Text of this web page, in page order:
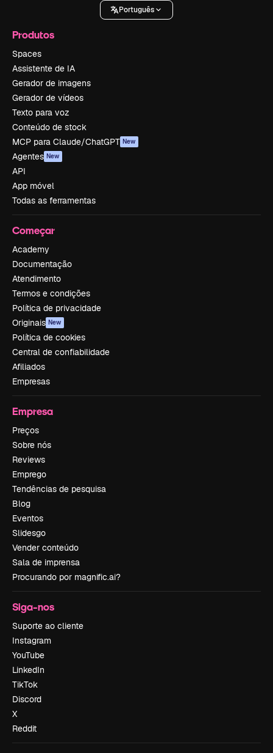
Português
Produtos
Spaces
Assistente de IA
Gerador de imagens
Gerador de vídeos
Texto para voz
Conteúdo de stock
MCP para Claude/ChatGPT New
Agentes New
API
App móvel
Todas as ferramentas
Começar
Academy
Documentação
Atendimento
Termos e condições
Política de privacidade
Originais New
Política de cookies
Central de confiabilidade
Afiliados
Empresas
Empresa
Preços
Sobre nós
Reviews
Emprego
Tendências de pesquisa
Blog
Eventos
Slidesgo
Vender conteúdo
Sala de imprensa
Procurando por magnific.ai?
Siga-nos
Suporte ao cliente
Instagram
YouTube
LinkedIn
TikTok
Discord
X
Reddit